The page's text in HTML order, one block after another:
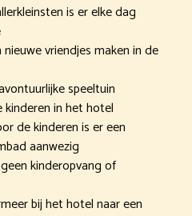
is er elke dag
nieuwe vriendjes maken in de
speeltuin
in het hotel
de kinderen is er een
aanwezig
kinderopvang of
bij het hotel naar een